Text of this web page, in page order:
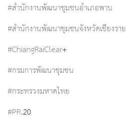
#สำนักงานพัฒนาชุมชนอำเภอพาน
#สำนักงานพัฒนาชุมชนจังหวัดเชียงราย
#ChiangRaiClear+
#กรมการพัฒนาชุมชน
#กระทรวงมหาดไทย
#PR.20